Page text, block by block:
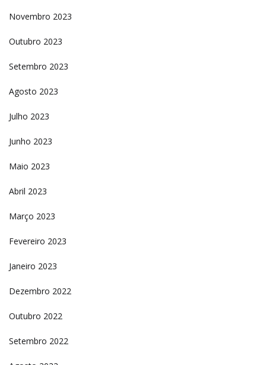
Novembro 2023
Outubro 2023
Setembro 2023
Agosto 2023
Julho 2023
Junho 2023
Maio 2023
Abril 2023
Março 2023
Fevereiro 2023
Janeiro 2023
Dezembro 2022
Outubro 2022
Setembro 2022